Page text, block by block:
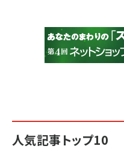
人気記事トップ10